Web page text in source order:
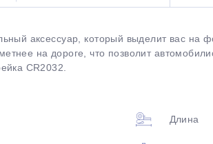
аксессуар, который выделит вас на
на дороге, что позволит
CR2032.
Длина
с вашей картыпо25%каждые 2